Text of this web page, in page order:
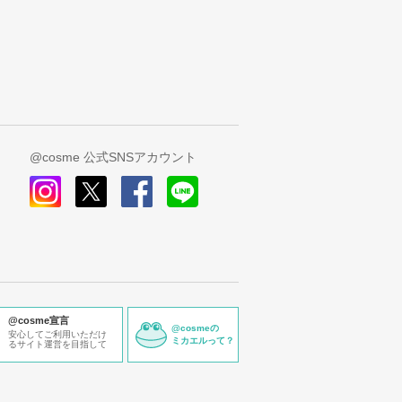
@cosme 公式SNSアカウント
@cosme宣言
安心してご利用いただけ
るサイト運営を目指して
@cosmeの
ミカエルって？